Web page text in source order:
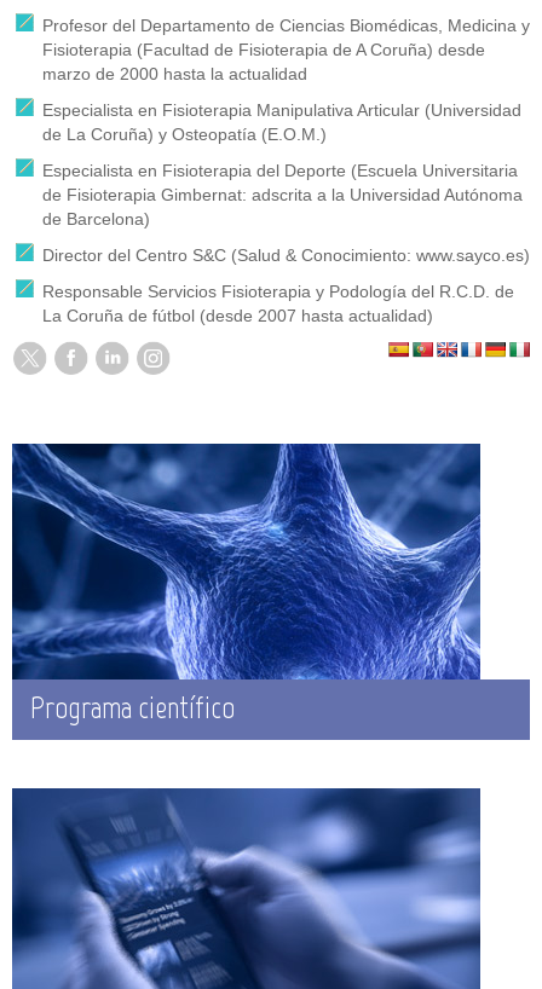
Profesor del Departamento de Ciencias Biomédicas, Medicina y
Fisioterapia (Facultad de Fisioterapia de A Coruña) desde
marzo de 2000 hasta la actualidad
Especialista en Fisioterapia Manipulativa Articular (Universidad
de La Coruña) y Osteopatía (E.O.M.)
Especialista en Fisioterapia del Deporte (Escuela Universitaria
de Fisioterapia Gimbernat: adscrita a la Universidad Autónoma
de Barcelona)
Director del Centro S&C (Salud & Conocimiento: www.sayco.es)
Responsable Servicios Fisioterapia y Podología del R.C.D. de
La Coruña de fútbol (desde 2007 hasta actualidad)
Programa científico